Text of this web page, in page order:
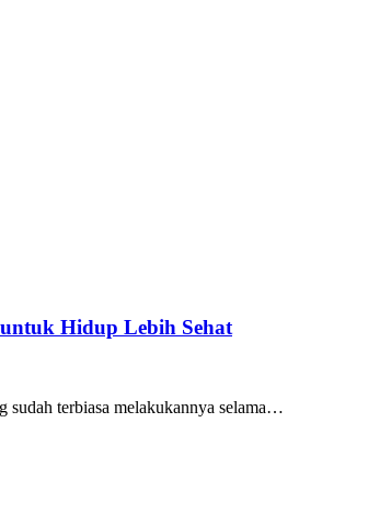
Hidup Lebih Sehat
sudah terbiasa melakukannya selama…